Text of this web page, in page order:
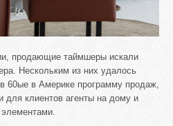
продающие таймшеры искали
Нескольким из них удалось
60ые в Америке программу продаж,
для клиентов агенты на дому и